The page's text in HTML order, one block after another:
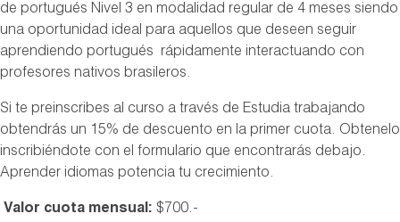
de portugués Nivel 3 en modalidad regular de 4 meses siendo
una oportunidad ideal para aquellos que deseen seguir
aprendiendo portugués rápidamente interactuando con
profesores nativos brasileros.
Si te preinscribes al curso a través de Estudia trabajando
obtendrás un 15% de descuento en la primer cuota. Obtenelo
inscribiéndote con el formulario que encontrarás debajo.
Aprender idiomas potencia tu crecimiento.
Valor cuota mensual: $700.-